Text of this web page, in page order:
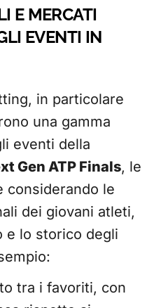
E MERCATI
EVENTI IN
in particolare
una gamma
eventi della
Gen ATP Finals, le
considerando le
dei giovani atleti,
e lo storico degli
tra i favoriti, con